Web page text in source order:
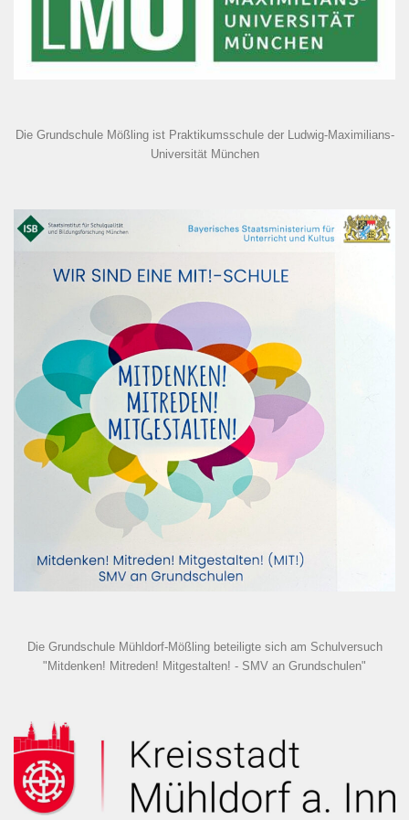
Die Grundschule Mößling ist Praktikumsschule der Ludwig-Maximilians-
Universität München
Die Grundschule Mühldorf-Mößling beteiligte sich am Schulversuch
"Mitdenken! Mitreden! Mitgestalten! - SMV an Grundschulen"